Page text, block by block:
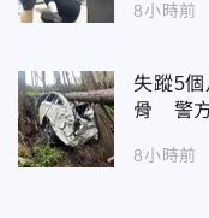
8小時前
失蹤5
骨 警
8小時前